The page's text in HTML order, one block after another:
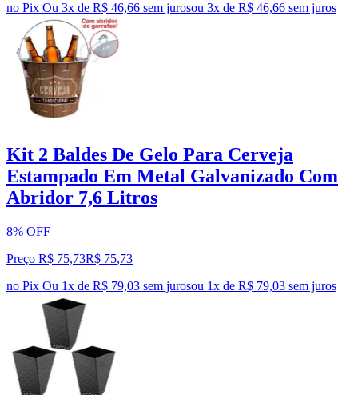
no Pix Ou 3x de R$ 46,66 sem jurosou 3x de R$ 46,66 sem juros
Kit 2 Baldes De Gelo Para Cerveja
Estampado Em Metal Galvanizado Com
Abridor 7,6 Litros
8% OFF
Preço R$ 75,73R$ 75,73
no Pix Ou 1x de R$ 79,03 sem jurosou 1x de R$ 79,03 sem juros